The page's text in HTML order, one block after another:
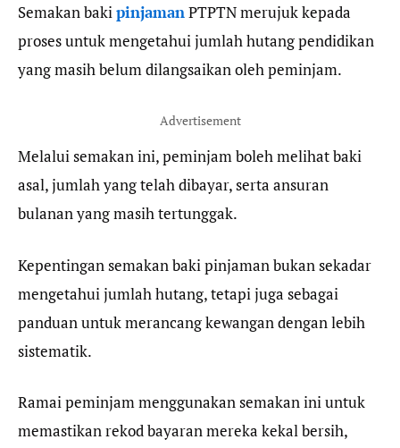
Semakan bakipinjamanPTPTN merujuk kepada
proses untuk mengetahui jumlah hutang pendidikan
yang masih belum dilangsaikan oleh peminjam.
Advertisement
Melalui semakan ini, peminjam boleh melihat baki
asal, jumlah yang telah dibayar, serta ansuran
bulanan yang masih tertunggak.
Kepentingan semakan baki pinjaman bukan sekadar
mengetahui jumlah hutang, tetapi juga sebagai
panduan untuk merancang kewangan dengan lebih
sistematik.
Ramai peminjam menggunakan semakan ini untuk
memastikan rekod bayaran mereka kekal bersih,